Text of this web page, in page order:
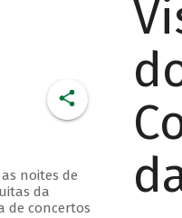
noites de
da
de concertos